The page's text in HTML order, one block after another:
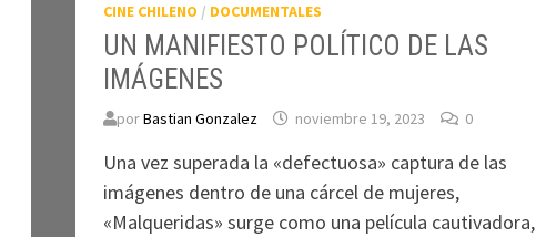
CINE CHILENO / DOCUMENTALES
UN MANIFIESTO POLÍTICO DE LAS
IMÁGENES
porBastian Gonzalez noviembre 19, 2023 0
Una vez superada la «defectuosa» captura de las
imágenes dentro de una cárcel de mujeres,
«Malqueridas» surge como una película cautivadora,